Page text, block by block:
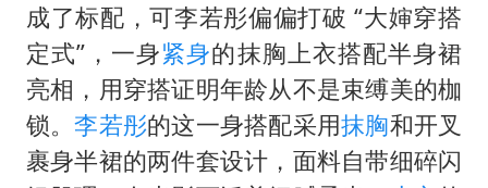
世界第1特鲁姆普斯诺克中国赛一轮游
云南一男子胃中取出180颗铁钉
景区回应“麦积山石窟看完需2000元”
曹颖儿子首次演长剧
成了标配，可李若彤偏偏打破 “大婶穿搭
定式”，一身紧身的抹胸上衣搭配半身裙
亮相，用穿搭证明年龄从不是束缚美的枷
锁。李若彤的这一身搭配采用抹胸和开叉
裹身半裙的两件套设计，面料自带细碎闪